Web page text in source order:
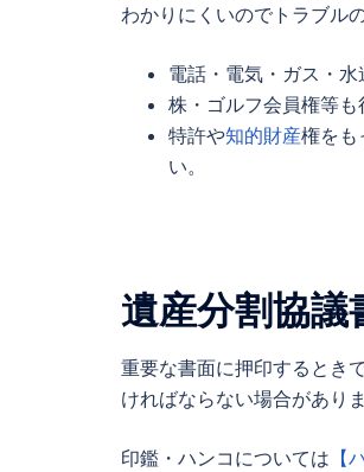
わかりにくいのでトラブル
電話・電気・ガス・
株・ゴルフ会員権等も
特許や知的財産権をも
い。
遺産分割協議
重要な書面に押印するとき
ければならない場合がありま
印鑑・ハンコについては 【